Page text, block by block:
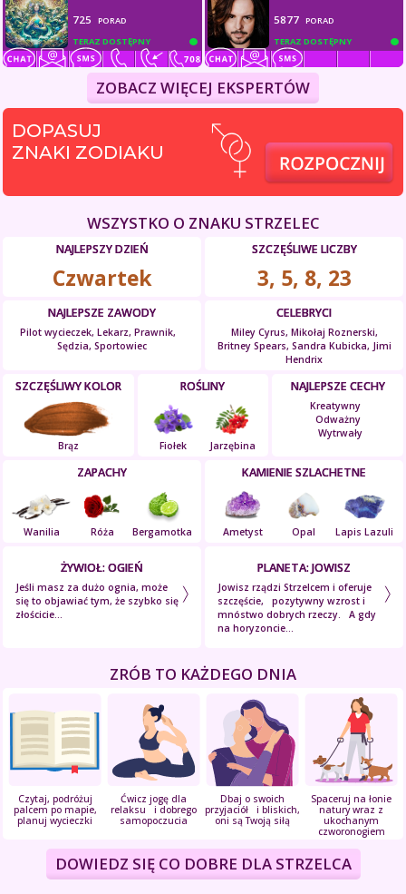
TERAZ DOSTĘPNY
725
PORAD
TERAZ DOSTĘPNY
5877 PORAD
ZOBACZ WIĘCEJ EKSPERTÓW
DOPASUJ
ZNAKI ZODIAKU
WSZYSTKO O ZNAKU STRZELEC
NAJLEPSZY DZIEŃ
Czwartek
SZCZĘŚLIWE LICZBY
3, 5, 8, 23
NAJLEPSZE ZAWODY
Pilot wycieczek, Lekarz, Prawnik,
Sędzia, Sportowiec
CELEBRYCI
Miley Cyrus, Mikołaj Roznerski,
Britney Spears, Sandra Kubicka, Jimi
Hendrix
ŻYWIOŁ: OGIEŃ
Jeśli masz za dużo ognia, może
się to objawiać tym, że szybko się
złościcie...
PLANETA: JOWISZ
Jowisz rządzi Strzelcem i oferuje
szczęście, pozytywny wzrost i
mnóstwo dobrych rzeczy. A gdy
na horyzoncie...
NAJLEPSZE CECHY
Kreatywny
Odważny
Wytrwały
SZCZĘŚLIWY KOLOR
Brąz
ROŚLINY
Fiołek Jarzębina
ZAPACHY
Wanilia Róża Bergamotka
KAMIENIE SZLACHETNE
Ametyst Opal Lapis Lazuli
ZRÓB TO KAŻDEGO DNIA
Czytaj, podróżuj
palcem po mapie,
planuj wycieczki
Ćwicz jogę dla
relaksu i dobrego
samopoczucia
Dbaj o swoich
przyjaciół i bliskich,
oni są Twoją siłą
Spaceruj na łonie
natury wraz z
ukochanym
czworonogiem
DOWIEDZ SIĘ CO DOBRE DLA STRZELCA